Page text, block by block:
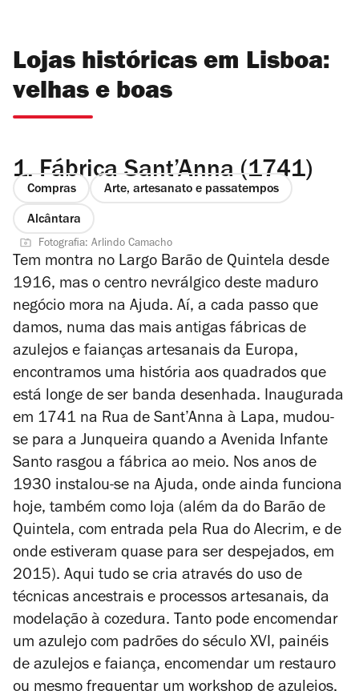
Lojas históricas em Lisboa:
velhas e boas
1. Fábrica Sant’Anna (1741)
Compras Arte, artesanato e passatempos
Alcântara
Fotografia: Arlindo Camacho
Tem montra no Largo Barão de Quintela desde
1916, mas o centro nevrálgico deste maduro
negócio mora na Ajuda. Aí, a cada passo que
damos, numa das mais antigas fábricas de
azulejos e faianças artesanais da Europa,
encontramos uma história aos quadrados que
está longe de ser banda desenhada. Inaugurada
em 1741 na Rua de Sant’Anna à Lapa, mudou-
se para a Junqueira quando a Avenida Infante
Santo rasgou a fábrica ao meio. Nos anos de
1930 instalou-se na Ajuda, onde ainda funciona
hoje, também como loja (além da do Barão de
Quintela, com entrada pela Rua do Alecrim, e de
onde estiveram quase para ser despejados, em
2015). Aqui tudo se cria através do uso de
técnicas ancestrais e processos artesanais, da
modelação à cozedura. Tanto pode encomendar
um azulejo com padrões do século XVI, painéis
de azulejos e faiança, encomendar um restauro